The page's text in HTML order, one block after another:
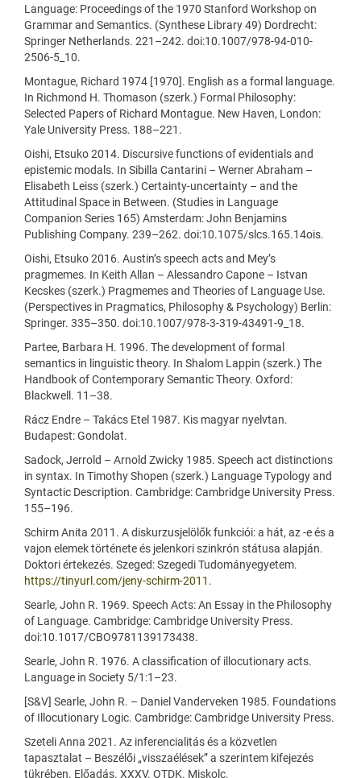
Language: Proceedings of the 1970 Stanford Workshop on
Grammar and Semantics. (Synthese Library 49) Dordrecht:
Springer Netherlands. 221–242. doi:10.1007/978-94-010-
2506-5_10.
Montague, Richard 1974 [1970]. English as a formal language.
In Richmond H. Thomason (szerk.) Formal Philosophy:
Selected Papers of Richard Montague. New Haven, London:
Yale University Press. 188–221.
Oishi, Etsuko 2014. Discursive functions of evidentials and
epistemic modals. In Sibilla Cantarini – Werner Abraham –
Elisabeth Leiss (szerk.) Certainty-uncertainty – and the
Attitudinal Space in Between. (Studies in Language
Companion Series 165) Amsterdam: John Benjamins
Publishing Company. 239–262. doi:10.1075/slcs.165.14ois.
Oishi, Etsuko 2016. Austin’s speech acts and Mey’s
pragmemes. In Keith Allan – Alessandro Capone – Istvan
Kecskes (szerk.) Pragmemes and Theories of Language Use.
(Perspectives in Pragmatics, Philosophy & Psychology) Berlin:
Springer. 335–350. doi:10.1007/978-3-319-43491-9_18.
Partee, Barbara H. 1996. The development of formal
semantics in linguistic theory. In Shalom Lappin (szerk.) The
Handbook of Contemporary Semantic Theory. Oxford:
Blackwell. 11–38.
Rácz Endre – Takács Etel 1987. Kis magyar nyelvtan.
Budapest: Gondolat.
Sadock, Jerrold – Arnold Zwicky 1985. Speech act distinctions
in syntax. In Timothy Shopen (szerk.) Language Typology and
Syntactic Description. Cambridge: Cambridge University Press.
155–196.
Schirm Anita 2011. A diskurzusjelölők funkciói: a hát, az -e és a
vajon elemek története és jelenkori szinkrón státusa alapján.
Doktori értekezés. Szeged: Szegedi Tudományegyetem.
https://tinyurl.com/jeny-schirm-2011 .
Searle, John R. 1969. Speech Acts: An Essay in the Philosophy
of Language. Cambridge: Cambridge University Press.
doi:10.1017/CBO9781139173438.
Searle, John R. 1976. A classification of illocutionary acts.
Language in Society 5/1:1–23.
[S&V] Searle, John R. – Daniel Vanderveken 1985. Foundations
of Illocutionary Logic. Cambridge: Cambridge University Press.
Szeteli Anna 2021. Az inferencialitás és a közvetlen
tapasztalat – Beszélői „visszaélések” a szerintem kifejezés
tükrében. Előadás. XXXV. OTDK. Miskolc.